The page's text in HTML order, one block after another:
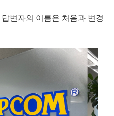
변자의 이름은 처음과 변경